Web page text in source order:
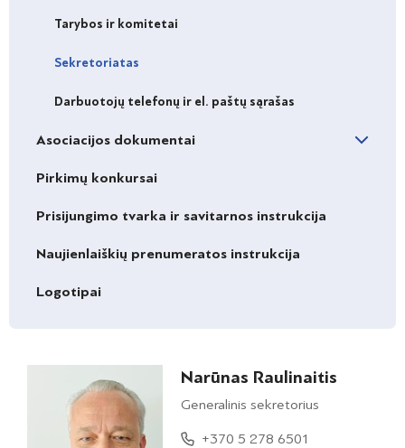
Tarybos ir komitetai
Sekretoriatas
Darbuotojų telefonų ir el. paštų sąrašas
Asociacijos dokumentai
Pirkimų konkursai
Prisijungimo tvarka ir savitarnos instrukcija
Naujienlaiškių prenumeratos instrukcija
Logotipai
Narūnas Raulinaitis
Generalinis sekretorius
+370 5 278 6501